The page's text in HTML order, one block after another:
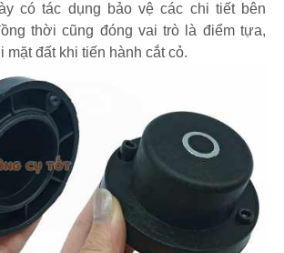
có tác dụng bảo vệ các chi tiết bên
thời cũng đóng vai trò là điểm tựa,
mặt đất khi tiến hành cắt cỏ.